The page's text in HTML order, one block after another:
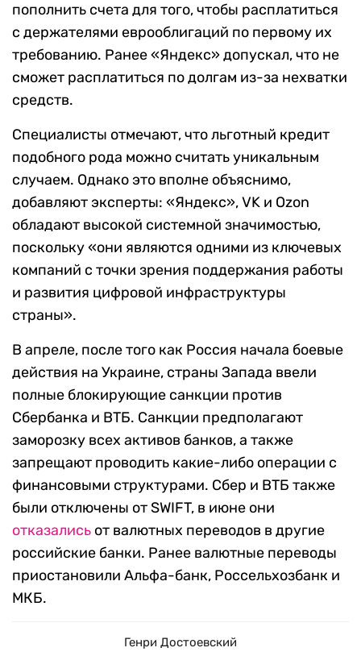
пополнить счета для того, чтобы расплатиться
с держателями еврооблигаций по первому их
требованию. Ранее «Яндекс» допускал, что не
сможет расплатиться по долгам из-за нехватки
средств.
Специалисты отмечают, что льготный кредит
подобного рода можно считать уникальным
случаем. Однако это вполне объяснимо,
добавляют эксперты: «Яндекс», VK и Ozon
обладают высокой системной значимостью,
поскольку «они являются одними из ключевых
компаний с точки зрения поддержания работы
и развития цифровой инфраструктуры
страны».
В апреле, после того как Россия начала боевые
действия на Украине, страны Запада ввели
полные блокирующие санкции против
Сбербанка и ВТБ. Санкции предполагают
заморозку всех активов банков, а также
запрещают проводить какие-либо операции с
финансовыми структурами. Сбер и ВТБ также
были отключены от SWIFT, в июне они
отказались от валютных переводов в другие
российские банки. Ранее валютные переводы
приостановили Альфа-банк, Россельхозбанк и
МКБ.
Генри Достоевский